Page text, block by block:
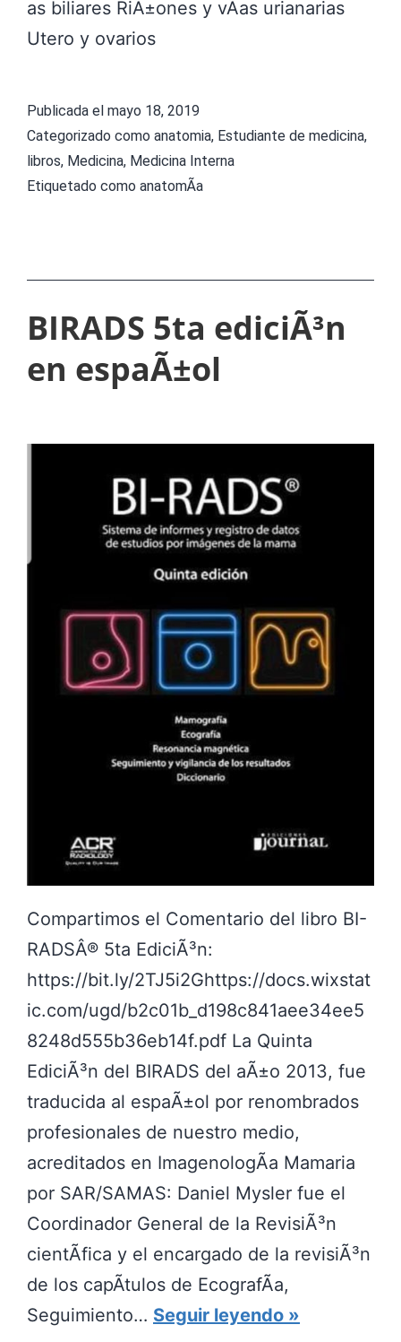
as biliares RiÃ±ones y vÃ­as urianarias
Utero y ovarios
Publicada el mayo 18, 2019
Categorizado como anatomia, Estudiante de medicina,
libros, Medicina, Medicina Interna
Etiquetado como anatomÃ­a
BIRADS 5ta ediciÃ³n
en espaÃ±ol
Compartimos el Comentario del libro BI-
RADSÂ® 5ta EdiciÃ³n:
https://bit.ly/2TJ5i2Ghttps://docs.wixstat
ic.com/ugd/b2c01b_d198c841aee34ee5
8248d555b36eb14f.pdf La Quinta
EdiciÃ³n del BIRADS del aÃ±o 2013, fue
traducida al espaÃ±ol por renombrados
profesionales de nuestro medio,
acreditados en ImagenologÃ­a Mamaria
por SAR/SAMAS: Daniel Mysler fue el
Coordinador General de la RevisiÃ³n
cientÃ­fica y el encargado de la revisiÃ³n
de los capÃ­tulos de EcografÃ­a,
Seguimiento… Seguir leyendo B